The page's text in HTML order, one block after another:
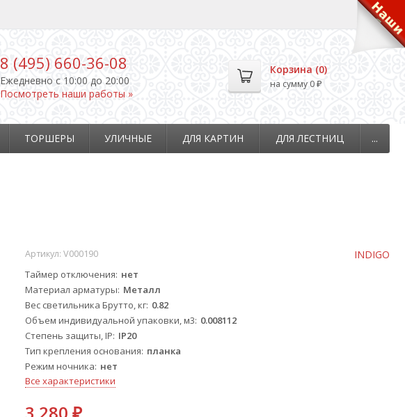
8 (495) 660-36-08
Ежедневно c 10:00 до 20:00
Посмотреть наши работы »
Корзина (0)
на сумму 0 ₽
ТОРШЕРЫ УЛИЧНЫЕ ДЛЯ КАРТИН ДЛЯ ЛЕСТНИЦ ...
INDIGO
Артикул: V000190
Таймер отключения нет
Материал арматуры Металл
Вес светильника Брутто, кг 0.82
Объем индивидуальной упаковки, м3 0.008112
Степень защиты, IP IP20
Тип крепления основания планка
Режим ночника нет
Все характеристики
₽